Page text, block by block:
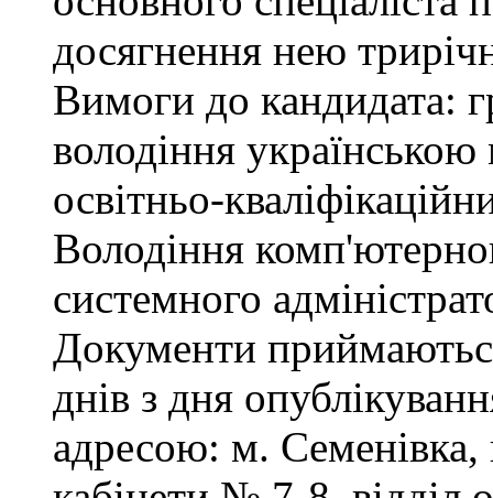
досягнення нею
Вимоги до кандидата:
володіння
освітньо-
Володіння
системного
Документи
днів з дня
адресою: м.